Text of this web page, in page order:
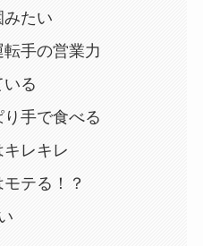
たい
手の営業力
る
手で食べる
レキレ
テる！？